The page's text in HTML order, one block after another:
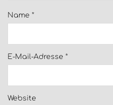
Name *
E-Mail-Adresse *
Website